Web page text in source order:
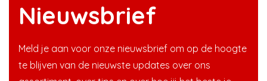
Nieuwsbrief
Meld je aan voor onze nieuwsbrief om op de hoogte
te blijven van de nieuwste updates over ons